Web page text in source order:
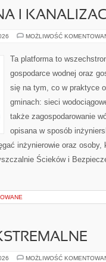
I
MOŻLIWOŚĆ
Ta platforma to
gospodarce wodnej oraz
się na tym, co w praktyce
gminach: sieci
także zagospodarowanie
opisana w sposób
inżynierowie oraz osoby,
Ścieków i
MOŻLIWOŚĆ